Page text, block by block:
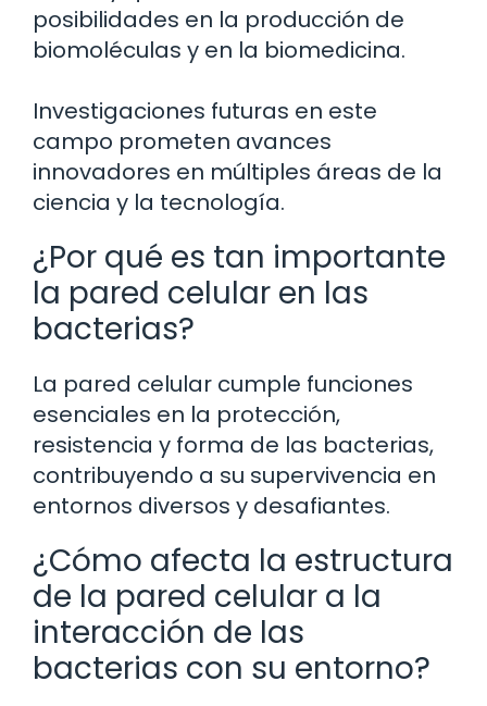
posibilidades en la producción de
biomoléculas y en la biomedicina.
Investigaciones futuras en este
campo prometen avances
innovadores en múltiples áreas de la
ciencia y la tecnología.
¿Por qué es tan importante
la pared celular en las
bacterias?
La pared celular cumple funciones
esenciales en la protección,
resistencia y forma de las bacterias,
contribuyendo a su supervivencia en
entornos diversos y desafiantes.
¿Cómo afecta la estructura
de la pared celular a la
interacción de las
bacterias con su entorno?